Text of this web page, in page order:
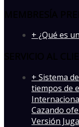
+ ¿Qué es
+ Sistema
tiempos de
Cazando
Versión